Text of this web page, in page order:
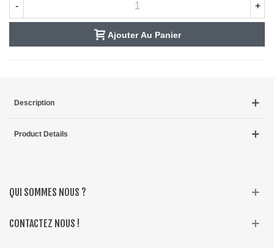
- +
Ajouter Au Panier
Description
Product Details
QUI SOMMES NOUS ?
CONTACTEZ NOUS !